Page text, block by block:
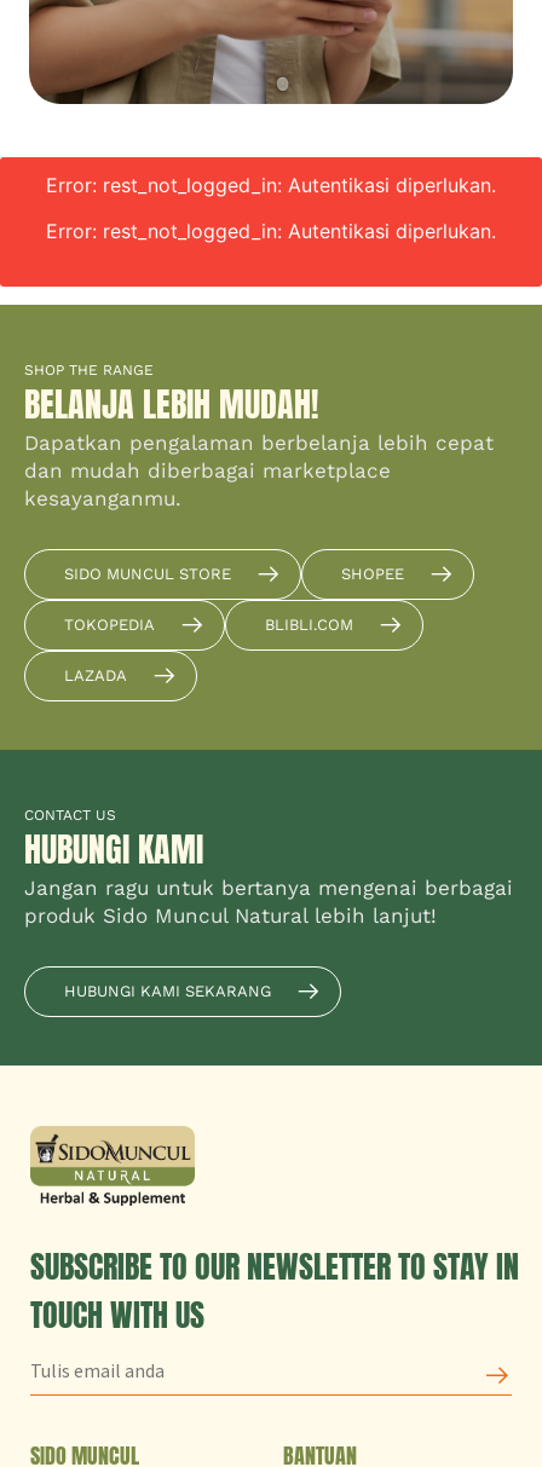
Error: rest_not_logged_in: Autentikasi diperlukan.
Error: rest_not_logged_in: Autentikasi diperlukan.
SHOP THE RANGE
BELANJA LEBIH MUDAH!
Dapatkan pengalaman berbelanja lebih cepat
dan mudah diberbagai marketplace
kesayanganmu.
SIDO MUNCUL STORE SHOPEE
TOKOPEDIA BLIBLI.COM
LAZADA
CONTACT US
HUBUNGI KAMI
Jangan ragu untuk bertanya mengenai berbagai
produk Sido Muncul Natural lebih lanjut!
HUBUNGI KAMI SEKARANG
SUBSCRIBE TO OUR NEWSLETTER TO STAY IN
TOUCH WITH US
SIDO MUNCUL BANTUAN